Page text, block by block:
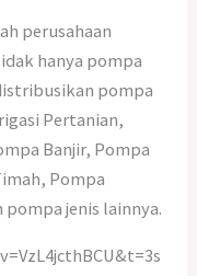
perusahaan
hanya pompa
pompa
Pertanian,
Banjir, Pompa
Pompa
pompa jenis lainnya.